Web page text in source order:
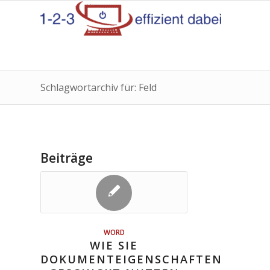
Schlagwortarchiv für: Feld
Beiträge
WORD
WIE SIE
DOKUMENTEIGENSCHAFTEN